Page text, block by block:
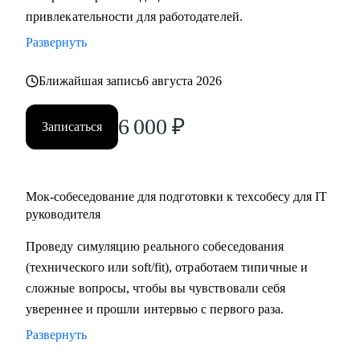
в момент срыва сроков или конфликтов в команде, помогу
найти пути выхода из трудных ситуаций.
Кому могу помочь:
• Начинающим руководителям в IT.
• Middle/Middle+ специалистам — чтобы усилить
управленческую экспертизу и soft skills.
и хотят получить независимый взгляд.
привлекательности для работодателей.
Развернуть
Ближайшая запись6 августа 2026
Записаться 6 000 ₽
Мок-собеседование для подготовки к техсобесу для IT
руководителя
Проведу симуляцию реального собеседования
(технического или soft/fit), отработаем типичные и
сложные вопросы, чтобы вы чувствовали себя
увереннее и прошли интервью с первого раза.
Развернуть